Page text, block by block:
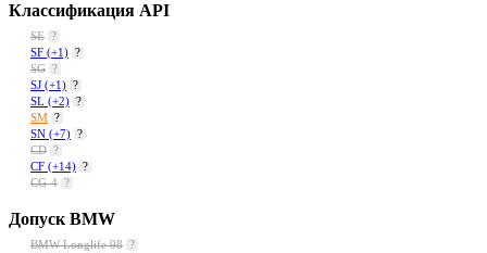
Классификация API
SE ?
SF (+1) ?
SG ?
SJ (+1) ?
SL (+2) ?
SM ?
SN (+7) ?
CD ?
CF (+14) ?
CG-4 ?
Допуск BMW
BMW Longlife 98 ?